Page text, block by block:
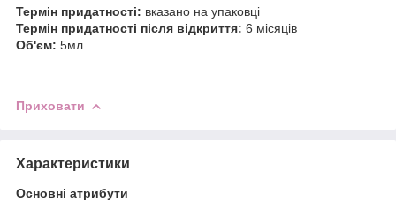
Термін придатності: вказано на упаковці
Термін придатності після відкриття: 6 місяців
Об'єм: 5мл.
Приховати
Характеристики
Основні атрибути